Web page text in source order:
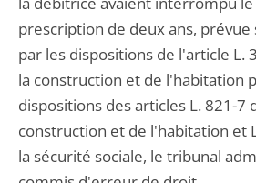
prescription de deux ans, prévue
par les dispositions de l'article L.
la construction et de l'habitation
dispositions des articles L. 821-7
construction et de l'habitation et
la sécurité sociale, le tribunal